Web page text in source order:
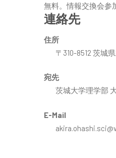
無料。情報交換会参
連絡先
住所
〒310-8512 茨城
宛先
茨城大学理学部
E-Mail